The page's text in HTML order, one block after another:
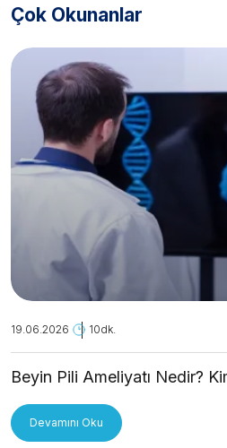
Çok Okunanlar
19.06.2026 10dk.
Beyin Pili Ameliyatı Nedir?
Devamını Oku